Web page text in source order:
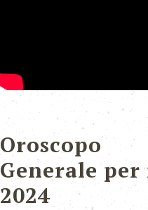
Oroscopo
Generale
2024